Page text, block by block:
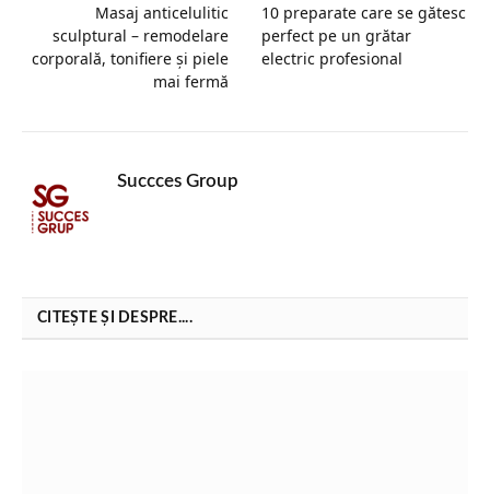
Masaj anticelulitic
sculptural – remodelare
corporală, tonifiere și piele
mai fermă
10 preparate care se gătesc
perfect pe un grătar
electric profesional
Succces Group
CITEȘTE ȘI DESPRE....